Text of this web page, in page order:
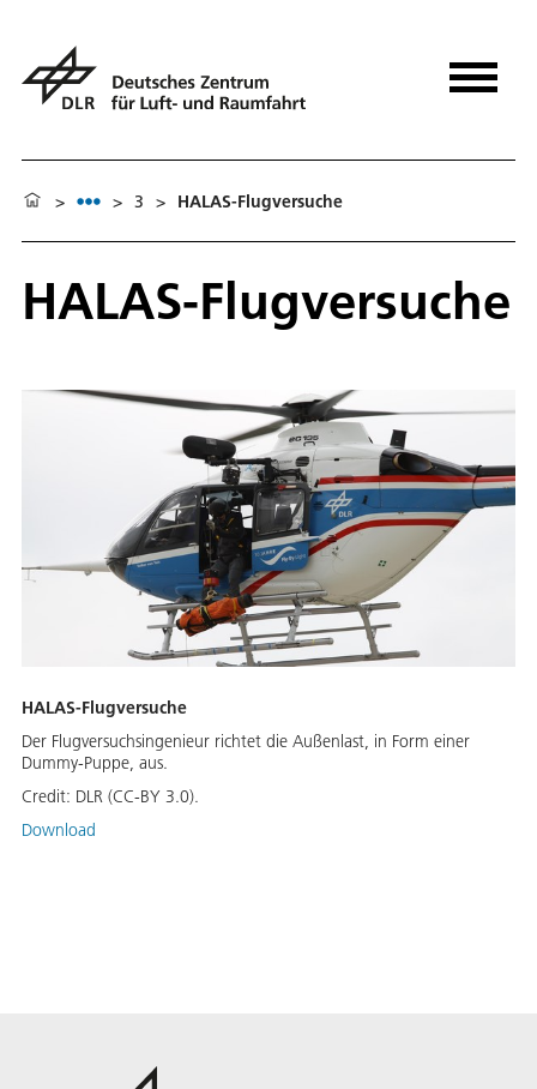
> > 3 > HALAS-Flugversuche
HALAS-Flugversuche
HALAS-Flugversuche
Der Flugversuchsingenieur richtet die Außenlast, in Form einer
Dummy-Puppe, aus.
Credit: DLR (CC-BY 3.0).
Download